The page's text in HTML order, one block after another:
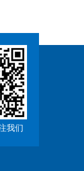
我们